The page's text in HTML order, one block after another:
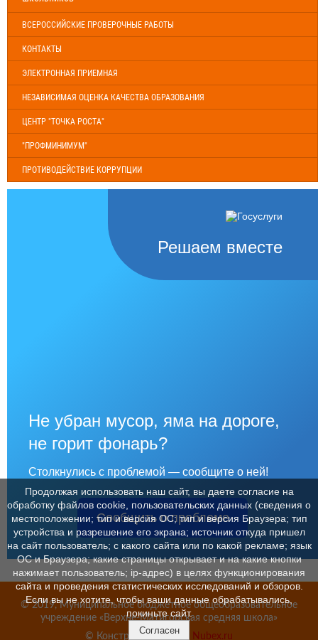
ВСЕРОССИЙСКИЕ ПРОВЕРОЧНЫЕ РАБОТЫ
КОНТАКТЫ
ЭЛЕКТРОННАЯ ПРИЕМНАЯ
НЕЗАВИСИМАЯ ОЦЕНКА КАЧЕСТВА ОБРАЗОВАНИЯ
ЦЕНТР "ТОЧКА РОСТА"
"ПРОФМИНИМУМ"
ПРОТИВОДЕЙСТВИЕ КОРРУПЦИИ
Решаем вместе
Не убран мусор, яма на дороге,
не горит фонарь?
Столкнулись с проблемой — сообщите о ней!
Сообщить о проблеме
© 2019, Муниципальное бюджетное общеобразовательное
учреждение «Верхне-Матигорская средняя школа»
© Конструктор сайтов
Nubex.ru
Продолжая использовать наш сайт, вы даете согласие на
обработку файлов cookie, пользовательских данных (сведения о
местоположении; тип и версия ОС; тип и версия Браузера; тип
устройства и разрешение его экрана; источник откуда пришел
на сайт пользователь; с какого сайта или по какой рекламе; язык
ОС и Браузера; какие страницы открывает и на какие кнопки
нажимает пользователь; ip-адрес) в целях функционирования
сайта и проведения статистических исследований и обзоров.
Если вы не хотите, чтобы ваши данные обрабатывались,
покиньте сайт.
Согласен